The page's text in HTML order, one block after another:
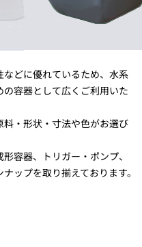
どに優れているため、水系
容器として広くご利用いた
・形状・寸法や色がお選び
容器、トリガー・ポンプ、
ップを取り揃えております。